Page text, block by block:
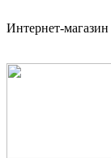
Интернет-магазин